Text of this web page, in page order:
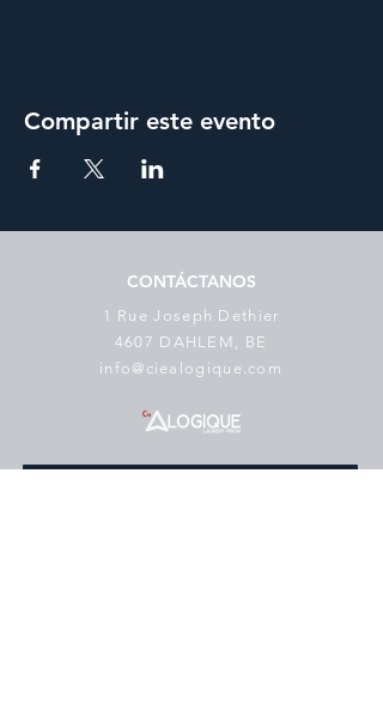
Compartir este evento
CONTÁCTANOS
1 Rue Joseph Dethier
4607 DAHLEM, BE
info@ciealogique.com